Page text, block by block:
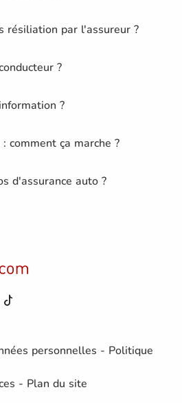
résiliation par l'assureur ?
?
?
comment ça marche ?
d'assurance auto ?
personnelles - Politique
- Plan du site